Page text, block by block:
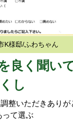
K様邸/ふわちゃん
良く聞い
し
整いただきありが
って選ぶ